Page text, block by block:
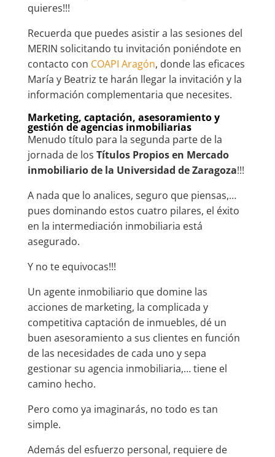
quieres!!!
Recuerda que puedes asistir a las sesiones del
MERIN solicitando tu invitación poniéndote en
contacto con COAPI Aragón, donde las eficaces
María y Beatriz te harán llegar la invitación y la
información complementaria que necesites.
Marketing, captación, asesoramiento y
gestión de agencias inmobiliarias
Menudo título para la segunda parte de la
jornada de los Títulos Propios en Mercado
inmobiliario de la Universidad de Zaragoza!!!
A nada que lo analices, seguro que piensas,…
pues dominando estos cuatro pilares, el éxito
en la intermediación inmobiliaria está
asegurado.
Y no te equivocas!!!
Un agente inmobiliario que domine las
acciones de marketing, la complicada y
competitiva captación de inmuebles, dé un
buen asesoramiento a sus clientes en función
de las necesidades de cada uno y sepa
gestionar su agencia inmobiliaria,… tiene el
camino hecho.
Pero como ya imaginarás, no todo es tan
simple.
Además del esfuerzo personal, requiere de